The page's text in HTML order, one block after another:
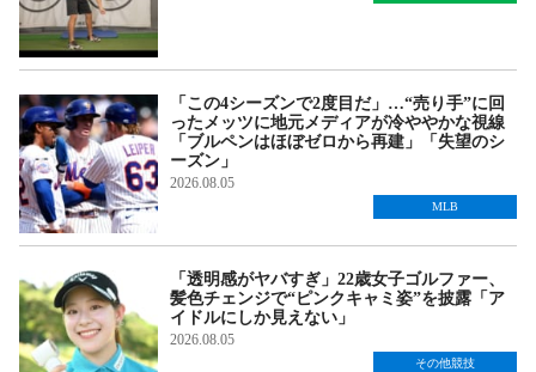
「この4シーズンで2度目だ」…“売り手”に回
ったメッツに地元メディアが冷ややかな視線
「ブルペンはほぼゼロから再建」「失望のシ
ーズン」
2026.08.05
MLB
「透明感がヤバすぎ」22歳女子ゴルファー、
髪色チェンジで“ピンクキャミ姿”を披露「ア
イドルにしか見えない」
2026.08.05
その他競技